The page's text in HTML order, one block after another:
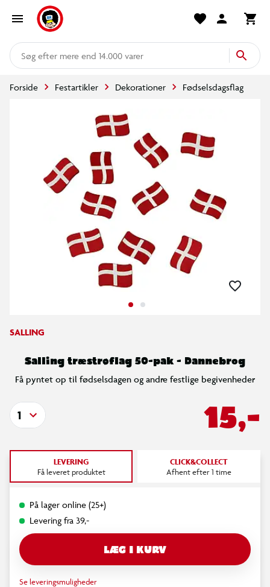
mere end 14.000 varer
Forside Festartikler Dekorationer Fødselsdagsflag
SALLING
Salling træstrøflag 50-pak - Dannebrog
Få pyntet op til fødselsdagen og andre festlige begivenheder
15,-
1
LEVERING
Få leveret produktet
CLICK&COLLECT
Afhent efter 1 time
På lager online (25+)
Levering fra 39,-
LÆG I KURV
Se leveringsmuligheder